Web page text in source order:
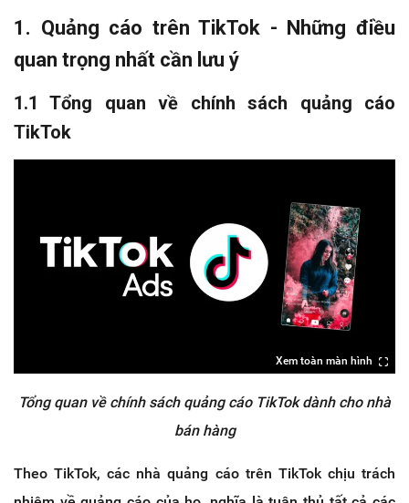
1. Quảng cáo trên TikTok - Những điều
quan trọng nhất cần lưu ý
1.1 Tổng quan về chính sách quảng cáo
TikTok
Xem toàn màn hình
Tổng quan về chính sách quảng cáo TikTok dành cho nhà
bán hàng
Theo TikTok, các nhà quảng cáo trên TikTok chịu trách